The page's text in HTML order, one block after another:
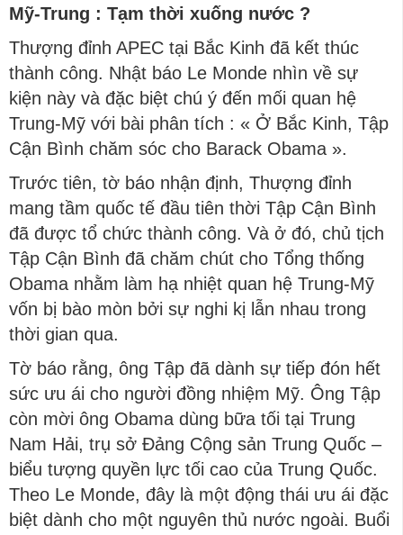
Mỹ-Trung : Tạm thời xuống nước ?
Thượng đỉnh APEC tại Bắc Kinh đã kết thúc
thành công. Nhật báo Le Monde nhìn về sự
kiện này và đặc biệt chú ý đến mối quan hệ
Trung-Mỹ với bài phân tích : « Ở Bắc Kinh, Tập
Cận Bình chăm sóc cho Barack Obama ».
Trước tiên, tờ báo nhận định, Thượng đỉnh
mang tầm quốc tế đầu tiên thời Tập Cận Bình
đã được tổ chức thành công. Và ở đó, chủ tịch
Tập Cận Bình đã chăm chút cho Tổng thống
Obama nhằm làm hạ nhiệt quan hệ Trung-Mỹ
vốn bị bào mòn bởi sự nghi kị lẫn nhau trong
thời gian qua.
Tờ báo rằng, ông Tập đã dành sự tiếp đón hết
sức ưu ái cho người đồng nhiệm Mỹ. Ông Tập
còn mời ông Obama dùng bữa tối tại Trung
Nam Hải, trụ sở Đảng Cộng sản Trung Quốc –
biểu tượng quyền lực tối cao của Trung Quốc.
Theo Le Monde, đây là một động thái ưu ái đặc
biệt dành cho một nguyên thủ nước ngoài. Buổi